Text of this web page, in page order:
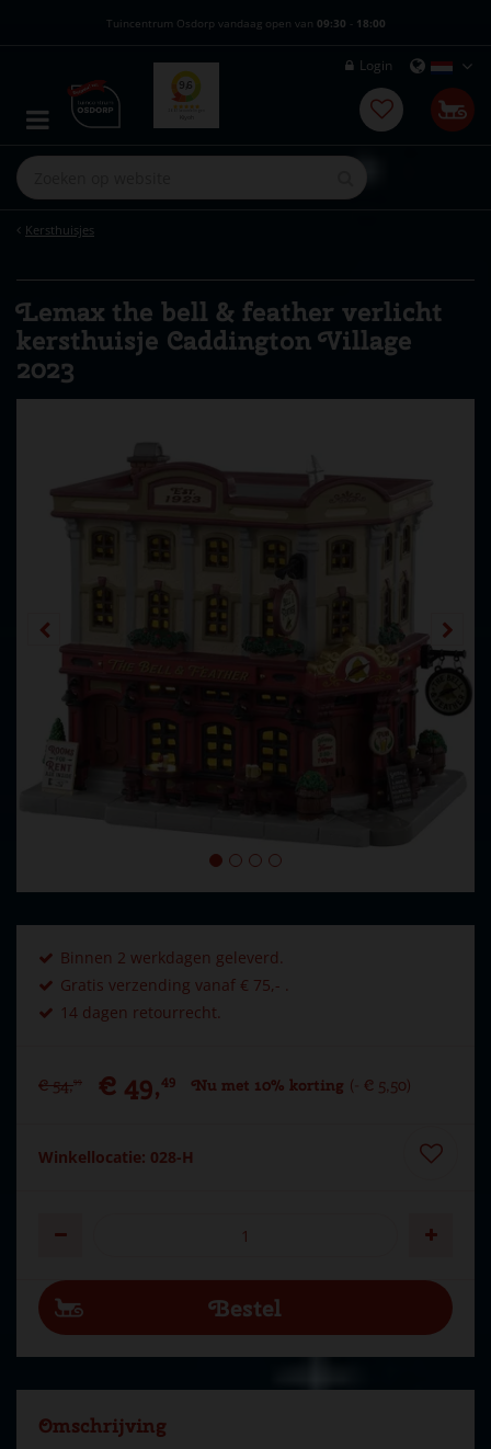
Kersthuisjes
Tuincentrum Osdorp vandaag open van 09:30 - 18:00
Login
Lemax the bell & feather verlicht
kersthuisje Caddington Village
2023
Binnen 2 werkdagen geleverd.
Gratis verzending vanaf € 75,- .
14 dagen retourrecht.
€ 54,99 € 49,49 Nu met 10% korting € 5,50
Winkellocatie: 028-H
Omschrijving